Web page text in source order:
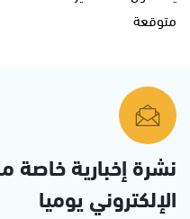
نشرة إخبارية خاصة
الإلكتروني يوميا